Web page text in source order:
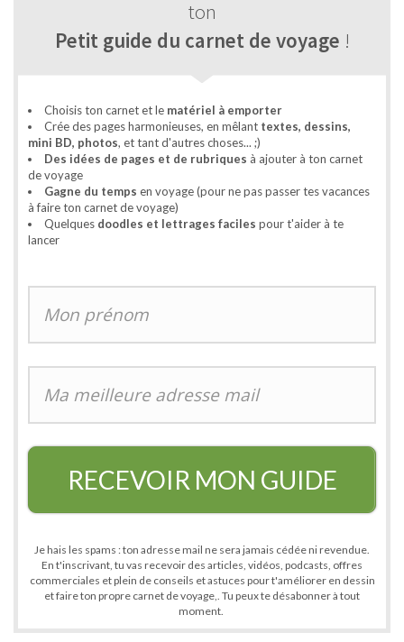
ton
Petit guide du carnet de voyage !
Choisis ton carnet et le matériel à emporter
Crée des pages harmonieuses, en mêlant textes, dessins,
mini BD, photos, et tant d'autres choses... ;)
Des idées de pages et de rubriques à ajouter à ton carnet
de voyage
Gagne du temps en voyage (pour ne pas passer tes vacances
à faire ton carnet de voyage)
Quelques doodles et lettrages faciles pour t'aider à te
lancer
RECEVOIR MON GUIDE
Je hais les spams : ton adresse mail ne sera jamais cédée ni revendue.
En t'inscrivant, tu vas recevoir des articles, vidéos, podcasts, offres
commerciales et plein de conseils et astuces pour t'améliorer en dessin
et faire ton propre carnet de voyage,. Tu peux te désabonner à tout
moment.